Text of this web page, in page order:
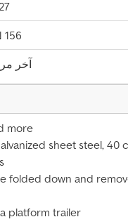
156
آخر مرة في
more
sheet steel, 40
folded down and
platform trailer